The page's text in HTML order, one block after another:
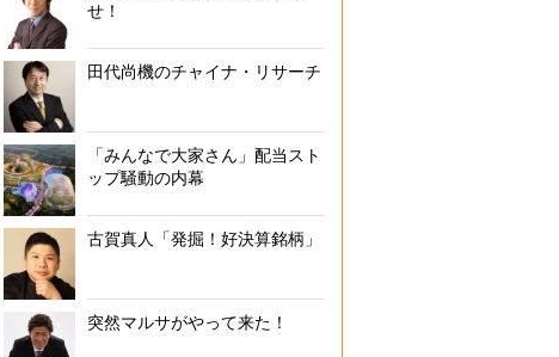
せ！
田代尚機のチャイナ・リサーチ
「みんなで大家さん」配当スト
ップ騒動の内幕
古賀真人「発掘！好決算銘柄」
突然マルサがやって来た！